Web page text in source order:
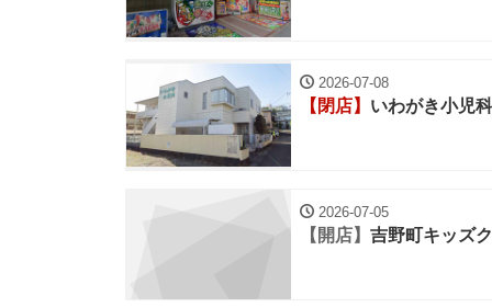
2026-07-08
【閉店】 いわがき小児科
2026-07-05
【開店】 吉野町キッズ